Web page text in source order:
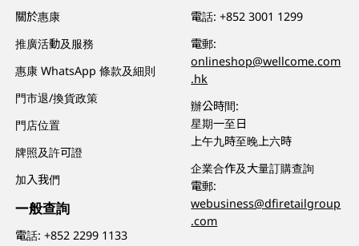
關於惠康
推廣活動及服務
惠康 WhatsApp 條款及細則
門市退/換貨政策
門店位置
牌照及許可證
加入我們
一般查詢
電話:+852 2299 1133
電話:+852 3001 1299
電郵:
onlineshop@wellcome.com
.hk
辦公時間:
星期一至日
上午九時至晚上六時
企業合作及大量訂購查詢
電郵:
webusiness@dfiretailgroup
.com